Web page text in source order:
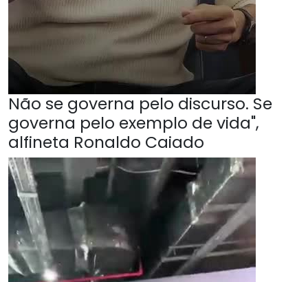
Não se governa pelo discurso. Se
governa pelo exemplo de vida",
alfineta Ronaldo Caiado